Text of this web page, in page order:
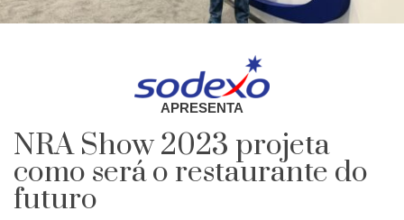
APRESENTA
NRA Show 2023 projeta
como será o restaurante do
futuro